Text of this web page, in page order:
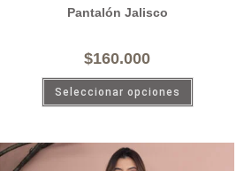
Pantalón Jalisco
$160.000
Seleccionar opciones